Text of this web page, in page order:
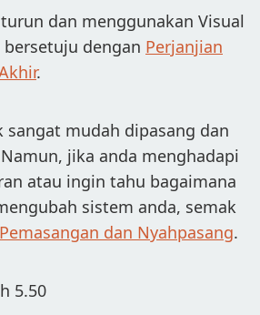
SEBAHAGIAN IMEJ
SOKONGAN
PENGAKTIFAN
dan menggunakan Visual
dengan Perjanjian
.
sangat mudah dipasang dan
jika anda menghadapi
atau ingin tahu bagaimana
sistem anda, semak
dan Nyahpasang.
5.50